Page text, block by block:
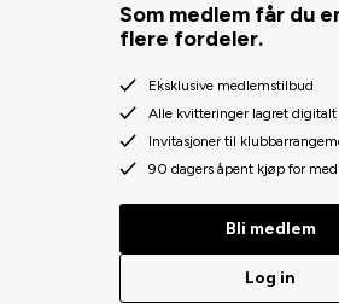
Som medlem får du
flere fordeler.
Eksklusive medlemstilbud
Alle kvitteringer lagret digitalt
Invitasjoner til
90 dagers åpent kjøp for
Bli medlem
Log in